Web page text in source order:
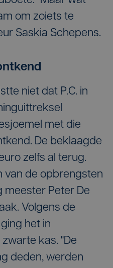
om zoiets te
Saskia Schepens.
niet dat P.C. in
met die
De beklaagde
zelfs al terug.
van de opbrengsten
meester Peter De
Volgens de
het in
kas. "De
deden, werden